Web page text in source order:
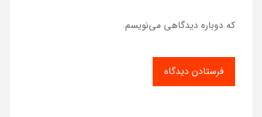
که دوباره دیدگاهی می‌نویسم.